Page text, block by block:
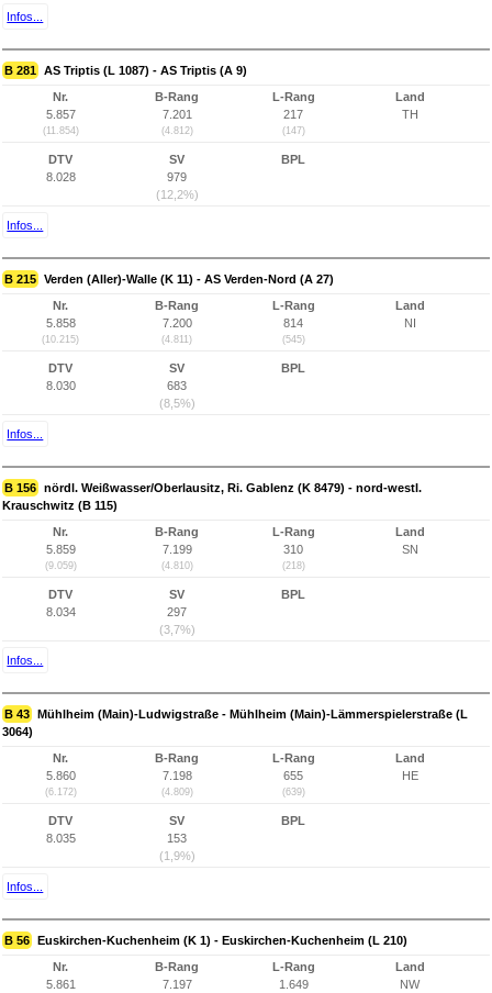
Infos...
B 281 AS Triptis (L 1087) - AS Triptis (A 9)
Nr.
5.857
(11.854)
B-Rang
7.201
(4.812)
L-Rang
217
(147)
Land
TH
DTV
8.028
SV
979
(12,2%)
BPL
Infos...
B 215 Verden (Aller)-Walle (K 11) - AS Verden-Nord (A 27)
Nr.
5.858
(10.215)
B-Rang
7.200
(4.811)
L-Rang
814
(545)
Land
NI
DTV
8.030
SV
683
(8,5%)
BPL
Infos...
B 156 nördl. Weißwasser/Oberlausitz, Ri. Gablenz (K 8479) - nord-westl.
Krauschwitz (B 115)
Nr.
5.859
(9.059)
B-Rang
7.199
(4.810)
L-Rang
310
(218)
Land
SN
DTV
8.034
SV
297
(3,7%)
BPL
Infos...
B 43 Mühlheim (Main)-Ludwigstraße - Mühlheim (Main)-Lämmerspielerstraße (L
3064)
Nr.
5.860
(6.172)
B-Rang
7.198
(4.809)
L-Rang
655
(639)
Land
HE
DTV
8.035
SV
153
(1,9%)
BPL
Infos...
B 56 Euskirchen-Kuchenheim (K 1) - Euskirchen-Kuchenheim (L 210)
Nr.
5.861
B-Rang
7.197
L-Rang
1.649
Land
NW